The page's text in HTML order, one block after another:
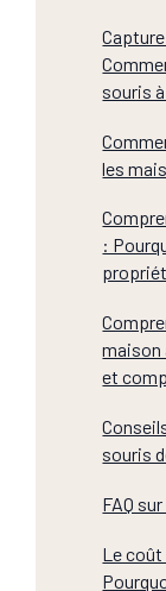
souris
les
:
maison
et
souris
FAQ
Le